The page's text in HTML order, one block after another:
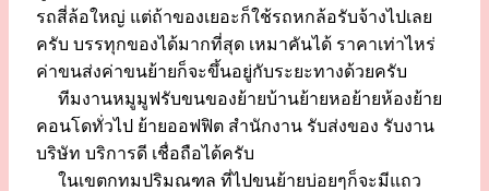
รถสี่ล้อใหญ่ แต่ถ้าของเยอะก็ใช้รถหกล้อรับจ้างไปเลย
ครับ บรรทุกของได้มากที่สุด เหมาคันได้ ราคาเท่าไหร่
ค่าขนส่งค่าขนย้ายก็จะขึ้นอยู่กับระยะทางด้วยครับ
ทีมงานหมูมูฟรับขนของย้ายบ้านย้ายหอย้ายห้องย้าย
คอนโดทั่วไป ย้ายออฟฟิต สำนักงาน รับส่งของ รับงาน
บริษัท บริการดี เชื่อถือได้ครับ
ในเขตกทมปริมณฑล ที่ไปขนย้ายบ่อยๆก็จะมีแถว